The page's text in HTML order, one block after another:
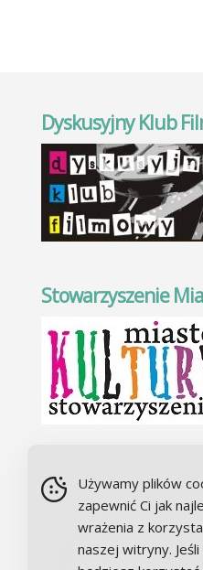
Dyskusyjny Klub
Stowarzyszenie
Chór Alla camera
Używamy plików
zapewnić Ci jak
wrażenia z
naszej witryny. Jeśli